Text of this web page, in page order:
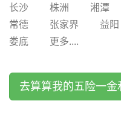
长沙 株洲 湘潭
常德
张家界 益阳
娄底
更多....
去算算我的五险一